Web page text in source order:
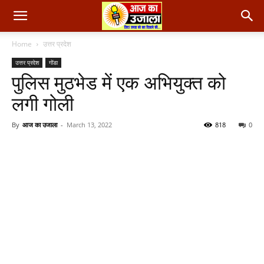
Home उत्तर प्रदेश
उत्तर प्रदेश गोंडा
पुलिस मुठभेड में एक अभियुक्त को
लगी गोली
By आज का उजाला - March 13, 2022 0
818